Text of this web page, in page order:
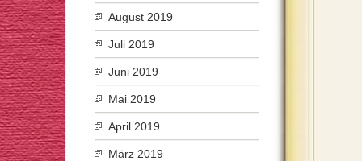
August 2019
Juli 2019
Juni 2019
Mai 2019
April 2019
März 2019